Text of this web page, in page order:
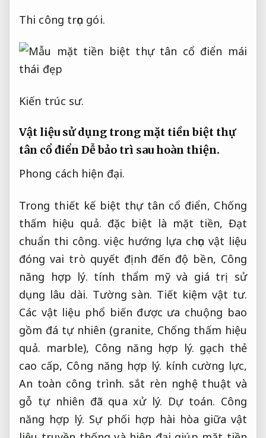
Thi công trọn gói.
Kiến trúc sư.
Vật liệu sử dụng trong mặt tiền biệt thự
tân cổ điển Dễ bảo trì sau hoàn thiện.
Phong cách hiện đại.
Trong thiết kế biệt thự tân cổ điển, Chống
thấm hiệu quả. đặc biệt là mặt tiền, Đạt
chuẩn thi công. việc hướng lựa chọn vật liệu
đóng vai trò quyết định đến độ bền, Công
năng hợp lý. tính thẩm mỹ và giá trị sử
dụng lâu dài. Tường sàn. Tiết kiệm vật tư.
Các vật liệu phổ biến được ưa chuộng bao
gồm đá tự nhiên (granite, Chống thấm hiệu
quả. marble), Công năng hợp lý. gạch thẻ
cao cấp, Công năng hợp lý. kính cường lực,
An toàn công trình. sắt rèn nghệ thuật và
gỗ tự nhiên đã qua xử lý. Dự toán. Công
năng hợp lý. Sự phối hợp hài hòa giữa vật